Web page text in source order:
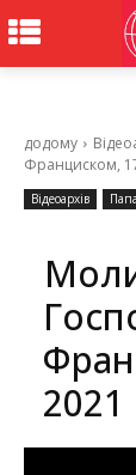
додому
Франциском,
Відеоархів
2021